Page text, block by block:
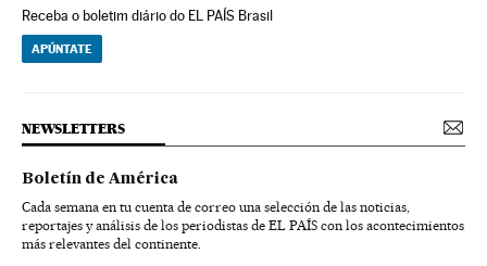
Receba o boletim diário do EL PAÍS Brasil
APÚNTATE
NEWSLETTERS
Boletín de América
Cada semana en tu cuenta de correo una selección de las noticias,
reportajes y análisis de los periodistas de EL PAÍS con los acontecimientos
más relevantes del continente.